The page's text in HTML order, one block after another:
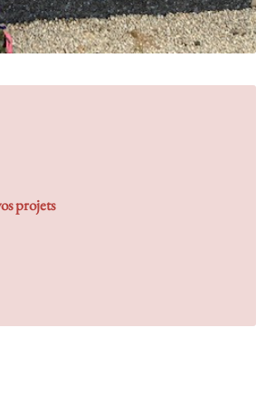
projets